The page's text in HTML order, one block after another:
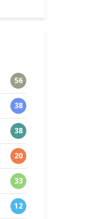
56
38
38
20
33
12